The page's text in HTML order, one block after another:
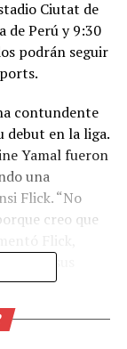
Ciutat de
de Perú y 9:30
podrán seguir
contundente
en la liga.
Yamal fueron
una
Flick. “No
creo que
todos sus
para el